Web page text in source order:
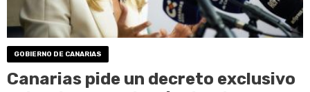
GOBIERNO DE CANARIAS
Canarias pide un decreto exclusivo